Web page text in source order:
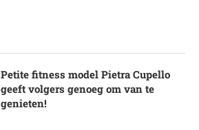
Petite fitness model Pietra Cupello
geeft volgers genoeg om van te
genieten!